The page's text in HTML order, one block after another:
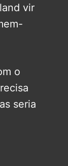
vir
o
seria